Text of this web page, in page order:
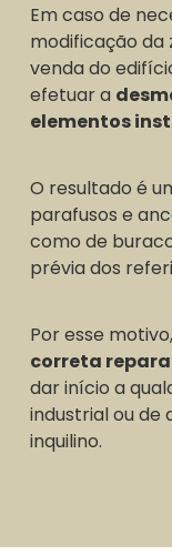
Em caso de
modificação da
venda do
efetuar a
elementos
O resultado é
parafusos e
como de
prévia dos
Por esse
correta
dar início a
industrial ou de
inquilino.